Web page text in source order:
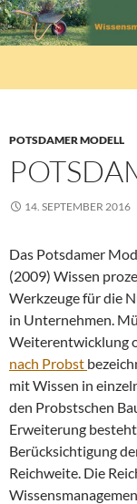
Zum
Inhalt
POTSDAMER MODELL
14. SEPTEMBER 2016
Das Potsdamer
(2009) Wissen
Werkzeuge für die
in Unternehmen.
Weiterentwicklung
nach Probst
mit Wissen in
den Probstschen
Erweiterung
Berücksichtigung
Reichweite. Die